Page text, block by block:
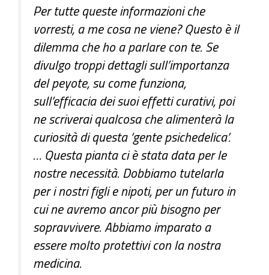
Per tutte queste informazioni che
vorresti, a me cosa ne viene? Questo è il
dilemma che ho a parlare con te. Se
divulgo troppi dettagli sull’importanza
del peyote, su come funziona,
sull’efficacia dei suoi effetti curativi, poi
ne scriverai qualcosa che alimenterà la
curiosità di questa ‘gente psichedelica’.
… Questa pianta ci è stata data per le
nostre necessità. Dobbiamo tutelarla
per i nostri figli e nipoti, per un futuro in
cui ne avremo ancor più bisogno per
sopravvivere. Abbiamo imparato a
essere molto protettivi con la nostra
medicina.